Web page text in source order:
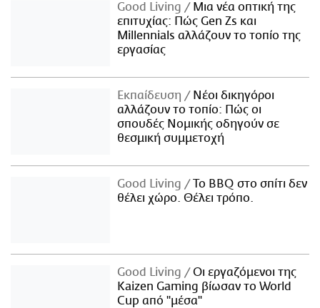
Good Living
Μια νέα οπτική της
επιτυχίας: Πώς Gen Zs και
Millennials αλλάζουν το τοπίο της
εργασίας
Εκπαίδευση
Νέοι δικηγόροι
αλλάζουν το τοπίο: Πώς οι
σπουδές Νομικής οδηγούν σε
θεσμική συμμετοχή
Good Living
Το BBQ στο σπίτι δεν
θέλει χώρο. Θέλει τρόπο.
Good Living
Οι εργαζόμενοι της
Kaizen Gaming βίωσαν το World
Cup από "μέσα"